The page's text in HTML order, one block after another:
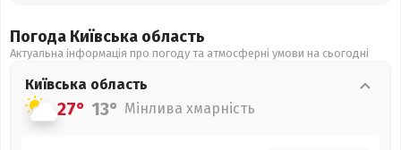
Погода Київська область
Актуальна інформація про погоду та атмосферні умови на сьогодні
Київська область
27° 13° Мінлива хмарність